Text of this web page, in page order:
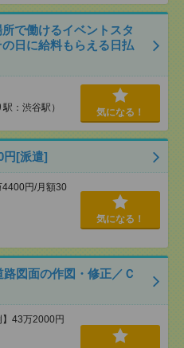
で働けるイベントスタ
日に給料もらえる日払
：渋谷駅） 気になる！
円[派遣]
円/月額30
気になる！
図面の作図・修正／Ｃ
43万2000円